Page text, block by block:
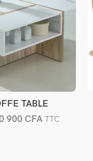
panier
TABLE
900CFA TTC